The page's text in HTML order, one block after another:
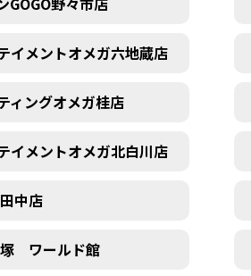
イメントオメガ六地蔵店
ィングオメガ桂店
イメントオメガ北白川店
中店
塚 ワールド館